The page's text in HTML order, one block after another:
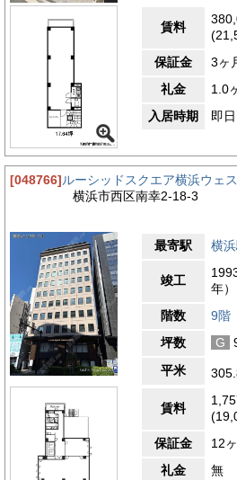
辺には複数のコンビニエンスストア、
おり、日々の昼食や軽作業の合間の打
い物などにも困ることはありません。
屋・ジョイナス・ルミネなどの大型商
務終了後の買い物や来客対応時の施設
関、郵便局、ドラッグストアなどの生
ビジネスをサポートする周辺施設が充
ジネスホテルや貸会議室も徒歩圏内に
者対応やセミナー、会議などでの外部
アです。近隣には時間貸しのコインパ
社用車の一時利用や来客用の車両対
囲の交通量も適度で、業務に支障を来
定した業務運営が可能な環境です。
の取れた立地です。交通の利便性を活
すさや業務効率を支える環境が整って
を長期的に支えるビジネスロケーショ
です。
【評価】 3.5
駅からの距離
設備
耐震性
エントランス
賃料
保証金
3ヶ
礼金
1.0
入居時期
即日
[048766]ルーシッドスクエア横浜ウェ
横浜市西区南幸2-18-3
最寄駅 横
竣工
年）
階数
9階
坪数
G
平米
賃料
保証金
12
礼金
無